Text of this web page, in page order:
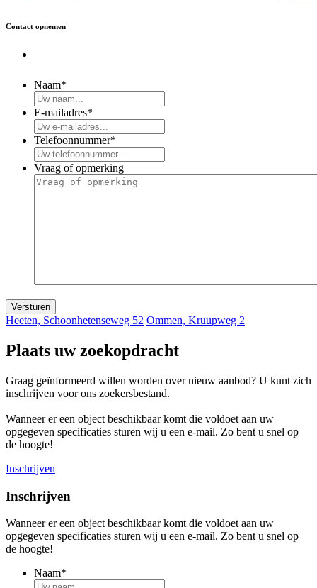
Contact opnemen
Naam*
E-mailadres*
Telefoonnummer*
Vraag of opmerking
Heeten, Schoonhetenseweg 52 Ommen, Kruupweg 2
Plaats uw zoekopdracht
Graag geïnformeerd willen worden over nieuw aanbod? U kunt zich
inschrijven voor ons zoekersbestand.
Wanneer er een object beschikbaar komt die voldoet aan uw
opgegeven specificaties sturen wij u een e-mail. Zo bent u snel op
de hoogte!
Inschrijven
Inschrijven
Wanneer er een object beschikbaar komt die voldoet aan uw
opgegeven specificaties sturen wij u een e-mail. Zo bent u snel op
de hoogte!
Naam*